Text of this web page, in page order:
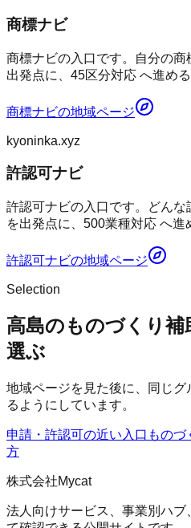
商標ナビ
商標ナビの入口です。自分の
出発点に、45区分対応 へ進め
商標ナビの地域ページ
kyoninka.xyz
許認可ナビ
許認可ナビの入口です。どん
を出発点に、500業種対応 へ
許認可ナビの地域ページ
Selection
高島のものづくり補
選ぶ
地域ページを見た後に、同じ
るようにしています。
申請・許認可の近い入口 ものづ
方
株式会社Mycat
法人向けサービス、事業別ハ